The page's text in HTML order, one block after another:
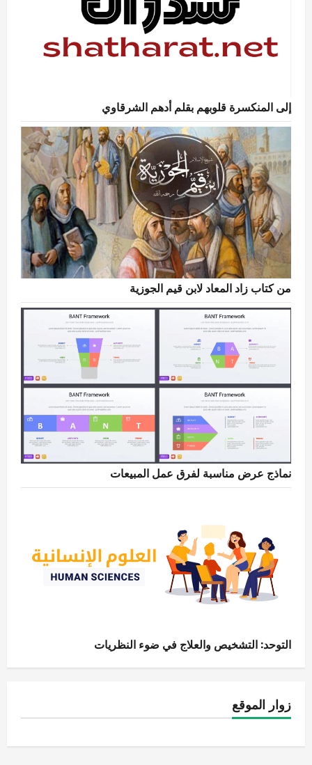
إلى المنكسرة قلوبهم بقلم أدهم الشرقاوي
من كتاب زاد المعاد لابن قيم الجوزية
نماذج عرض مناسبة لفرق عمل المبيعات
التوحد: التشخيص والعلاج في ضوء النظريات
زوار الموقع